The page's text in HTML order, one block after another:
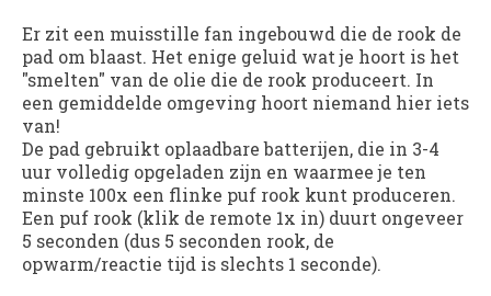
Er zit een muisstille fan ingebouwd die de rook de
pad om blaast. Het enige geluid wat je hoort is het
"smelten" van de olie die de rook produceert. In
een gemiddelde omgeving hoort niemand hier iets
van!
De pad gebruikt oplaadbare batterijen, die in 3-4
uur volledig opgeladen zijn en waarmee je ten
minste 100x een flinke puf rook kunt produceren.
Een puf rook (klik de remote 1x in) duurt ongeveer
5 seconden (dus 5 seconden rook, de
opwarm/reactie tijd is slechts 1 seconde).